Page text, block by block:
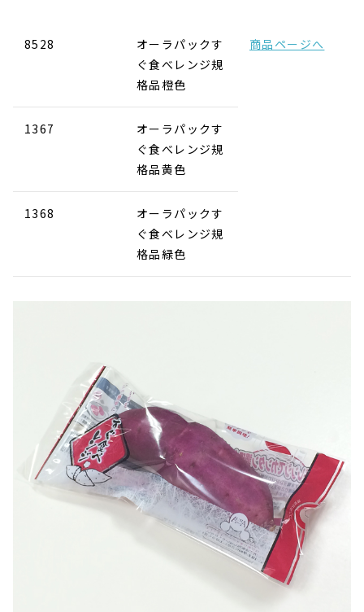
8528
オーラパックす
ぐ食べレンジ規
格品橙色
商品ページへ
1367
オーラパックす
ぐ食べレンジ規
格品黄色
1368
オーラパックす
ぐ食べレンジ規
格品緑色